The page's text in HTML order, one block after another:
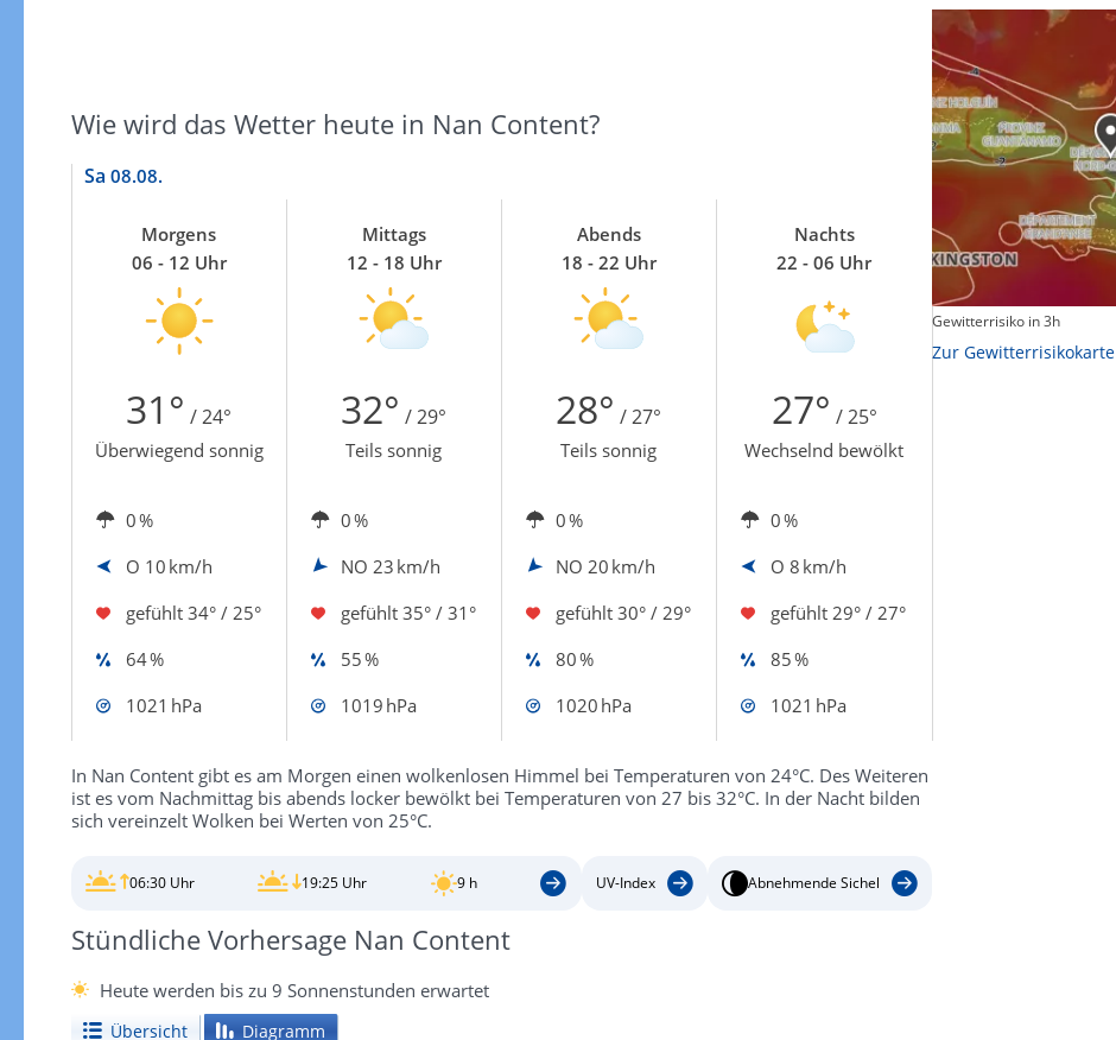
Wie wird das Wetter heute in Nan Content?
Sa 08.08.
Morgens
06 - 12 Uhr
Mittags
12 - 18 Uhr
Abends
18 - 22 Uhr
Nachts
22 - 06 Uhr
31° / 24° 32° / 29° 28° / 27° 27° / 25°
Überwiegend sonnig Teils sonnig Teils sonnig Wechselnd bewölkt
0 % 0 % 0 %
0 %
O 10 km/h NO 23 km/h NO 20 km/h O 8 km/h
gefühlt 34° / 25° gefühlt 35° / 31° gefühlt 30° / 29° gefühlt 29° / 27°
64 %
55 % 80 %
85 %
1021 hPa
1019 hPa 1020 hPa 1021 hPa
In Nan Content gibt es am Morgen einen wolkenlosen Himmel bei Temperaturen von 24°C. Des Weiteren
ist es vom Nachmittag bis abends locker bewölkt bei Temperaturen von 27 bis 32°C. In der Nacht bilden
sich vereinzelt Wolken bei Werten von 25°C.
06:30 Uhr 19:25 Uhr 9 h UV-Index Abnehmende Sichel
Stündliche Vorhersage Nan Content
Heute werden bis zu 9 Sonnenstunden erwartet
Übersicht Diagramm
Windgeschwindigkeiten in 3h
Zur Windgeschwindigkeitenkarte
Sonnenschein heute
Zur Sonnenscheindauerkarte
Gewitterrisiko in 3h
Zur Gewitterrisikokarte